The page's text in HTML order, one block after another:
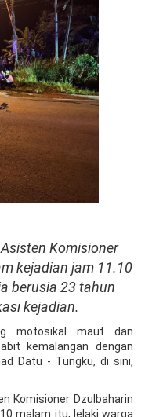
Komisioner
kejadian jam 11.10
berusia 23 tahun
kejadian.
motosikal maut dan
kemalangan dengan
Datu - Tungku, di sini,
Komisioner Dzulbaharin
malam itu, lelaki warga